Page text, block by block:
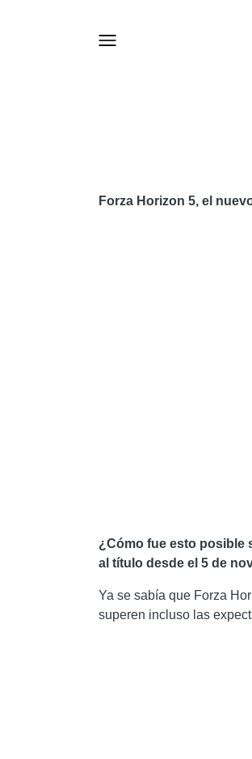
Forza Horizon 5, el
¿Cómo fue esto posible
al título desde el 5 de
Ya se sabía que Forza
superen incluso las